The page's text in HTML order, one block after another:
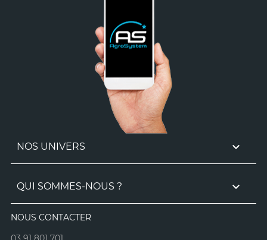
NOS UNIVERS 
QUI SOMMES-NOUS ? 
NOUS CONTACTER